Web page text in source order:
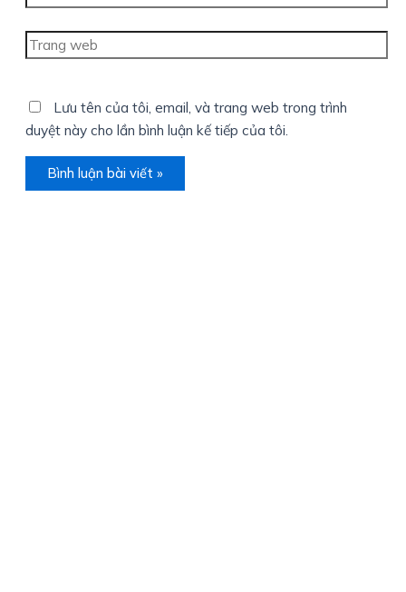
Trang
web
Lưu tên của tôi, email, và trang web trong trình
duyệt này cho lần bình luận kế tiếp của tôi.